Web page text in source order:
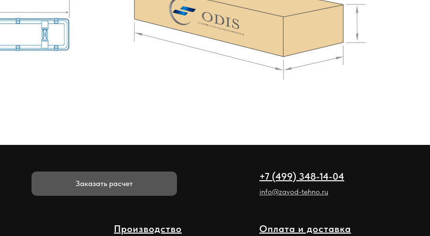
+7 (499) 348-14-04
info@zavod-tehno.ru
Заказать расчет
Производство Оплата и доставка